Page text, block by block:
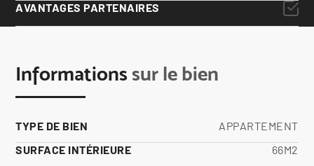
AVANTAGES PARTENAIRES
Informations sur le bien
TYPE DE BIEN
APPARTEMENT
SURFACE INTÉRIEURE
66M2